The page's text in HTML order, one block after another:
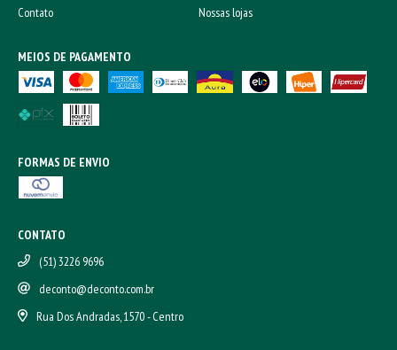
Contato Nossas lojas
MEIOS DE PAGAMENTO
FORMAS DE ENVIO
CONTATO
(51) 3226 9696
deconto@deconto.com.br
Rua Dos Andradas, 1570 - Centro